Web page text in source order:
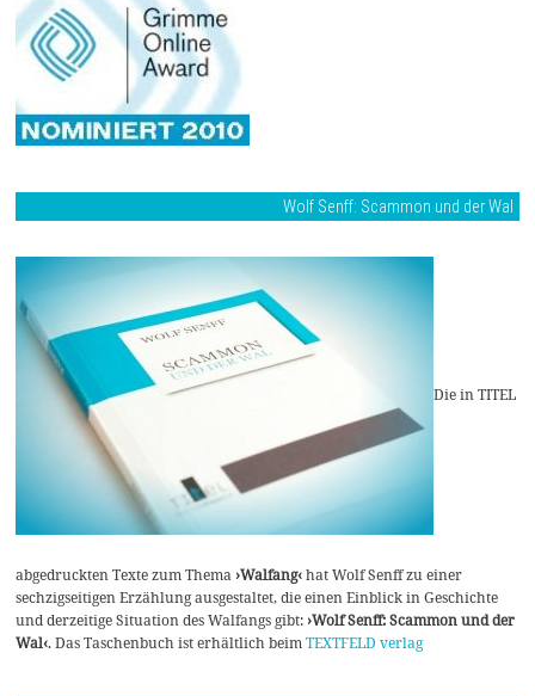
Wolf Senff: Scammon und der Wal
Die in TITEL
abgedruckten Texte zum Thema›Walfang‹hat Wolf Senff zu einer
sechzigseitigen Erzählung ausgestaltet, die einen Einblick in Geschichte
und derzeitige Situation des Walfangs gibt:›Wolf Senff: Scammon und der
Wal‹. Das Taschenbuch ist erhältlich beimTEXTFELD verlag